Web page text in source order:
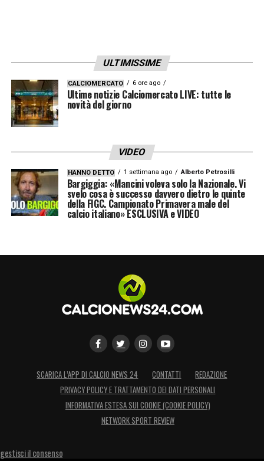
ULTIMISSIME
CALCIOMERCATO 6 ore ago
Ultime notizie Calciomercato LIVE: tutte le
novità del giorno
VIDEO
HANNO DETTO 1 settimana ago Alberto Petrosilli
Bargiggia: «Mancini voleva solo la Nazionale. Vi
svelo cosa è successo davvero dietro le quinte
della FIGC. Campionato Primavera male del
calcio italiano» ESCLUSIVA e VIDEO
SCARICA L’APP DI CALCIO NEWS 24 CONTATTI
REDAZIONE
PRIVACY POLICY E TRATTAMENTO DEI DATI PERSONALI
INFORMATIVA ESTESA SUI COOKIE (COOKIE POLICY)
NETWORK SPORT REVIEW
gestisci il consenso